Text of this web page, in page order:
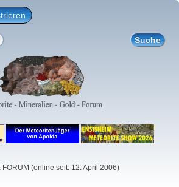
FORUM (online seit: 12. April 2006)